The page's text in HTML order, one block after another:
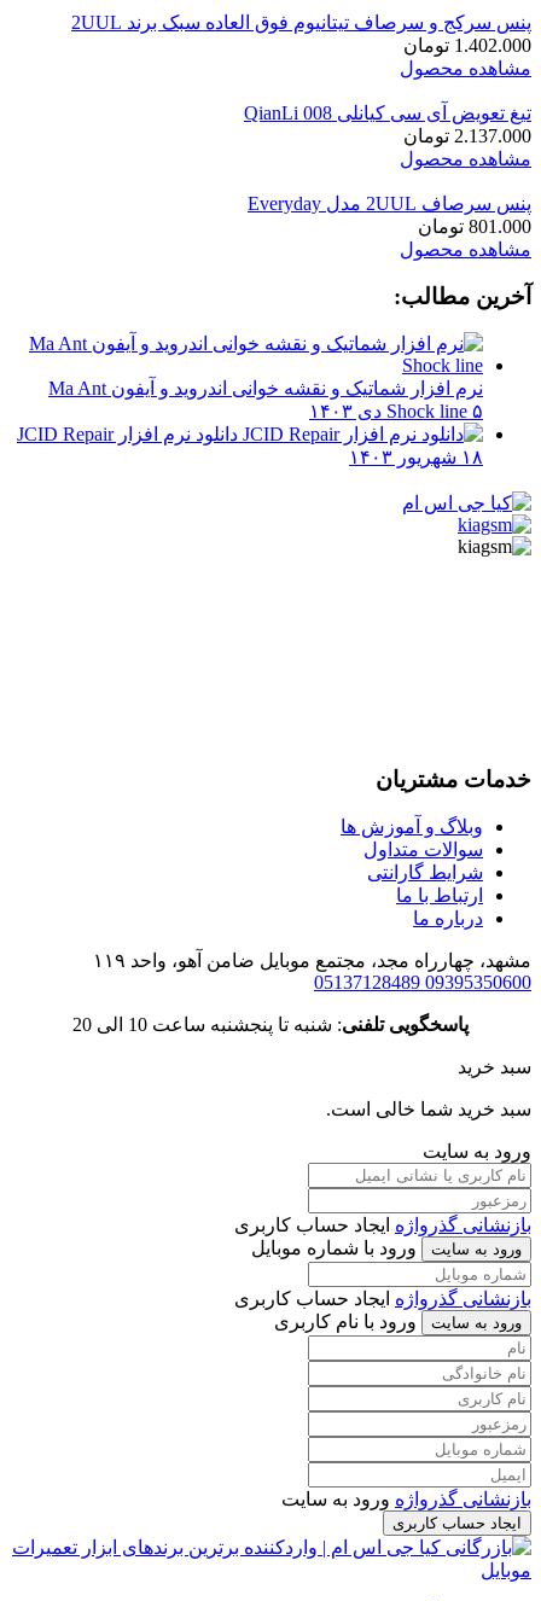
پنس سرکج و سرصاف تیتانیوم فوق العاده سبک برند 2UUL
1.402.000 تومان
مشاهده محصول
تیغ تعویض آی سی کیانلی QianLi 008
2.137.000 تومان
مشاهده محصول
پنس سرصاف 2UUL مدل Everyday
801.000 تومان
مشاهده محصول
آخرین مطالب:
نرم افزار شماتیک و نقشه خوانی اندروید و آیفون Ma Ant
Shock line ۵ دی ۱۴۰۳
دانلود نرم افزار JCID Repair
۱۸ شهریور ۱۴۰۳
خدمات مشتریان
وبلاگ و آموزش ها
سوالات متداول
شرایط گارانتی
ارتباط با ما
درباره ما
مشهد، چهارراه مجد، مجتمع موبایل ضامن آهو، واحد ۱۱۹
09395350600
05137128489
پاسخگویی تلفنی: شنبه تا پنجشنبه ساعت 10 الی 20
سبد خرید
سبد خرید شما خالی است.
ورود به سایت
بازنشانی گذرواژه ایجاد حساب کاربری
ورود به سایت ورود با شماره موبایل
بازنشانی گذرواژه ایجاد حساب کاربری
ورود به سایت ورود با نام کاربری
بازنشانی گذرواژه ورود به سایت
ایجاد حساب کاربری